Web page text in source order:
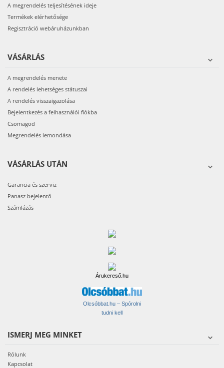
A megrendelés teljesítésének ideje
Termékek elérhetősége
Regisztráció webáruházunkban
VÁSÁRLÁS
A megrendelés menete
A rendelés lehetséges státuszai
A rendelés visszaigazolása
Bejelentkezés a felhasználói fiókba
Csomagod
Megrendelés lemondása
VÁSÁRLÁS UTÁN
Garancia és szerviz
Panasz bejelentő
Számlázás
Árukereső.hu
Olcsóbbat.hu – Spórolni
tudni kell
ISMERJ MEG MINKET
Rólunk
Kapcsolat